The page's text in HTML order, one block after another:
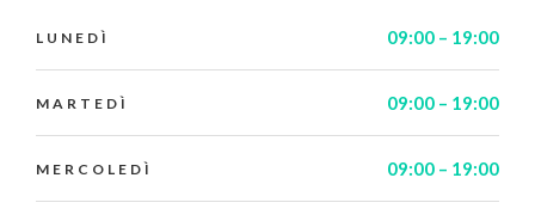
LUNEDÌ 09:00 – 19:00
MARTEDÌ 09:00 – 19:00
MERCOLEDÌ 09:00 – 19:00